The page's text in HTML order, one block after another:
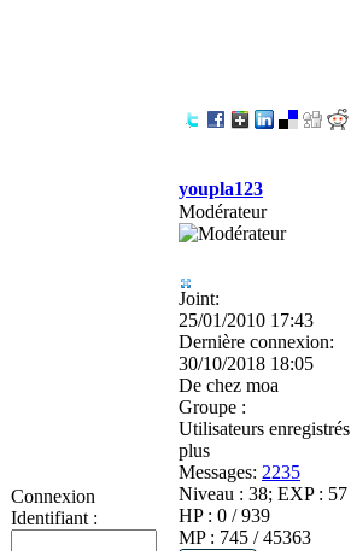
Connexion
Identifiant :
youpla123
Modérateur
Joint:
25/01/2010 17:43
Dernière connexion:
30/10/2018 18:05
De chez moa
Groupe :
Utilisateurs enregistrés
plus
Messages: 2235
Niveau : 38; EXP : 57
HP : 0 / 939
MP : 745 / 45363